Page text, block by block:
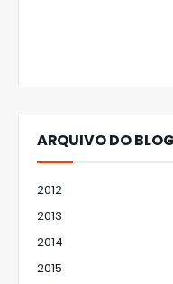
ARQUIVO DO BLOG
2012
2013
2014
2015